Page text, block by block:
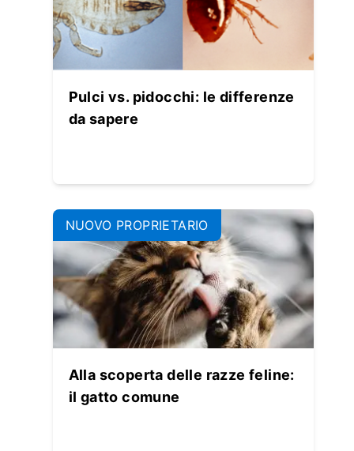
Pulci vs. pidocchi: le differenze
da sapere
NUOVO PROPRIETARIO
Alla scoperta delle razze feline:
il gatto comune